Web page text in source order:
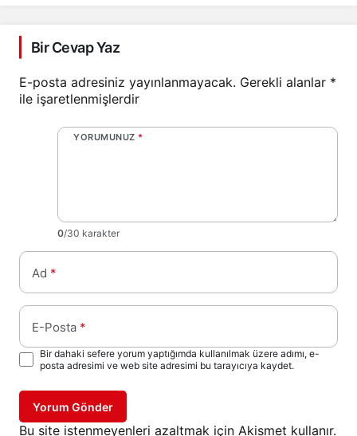
Bir Cevap Yaz
E-posta adresiniz yayınlanmayacak. Gerekli alanlar *
ile işaretlenmişlerdir
YORUMUNUZ *
0/30 karakter
Ad *
E-Posta *
Bir dahaki sefere yorum yaptığımda kullanılmak üzere adımı, e-
posta adresimi ve web site adresimi bu tarayıcıya kaydet.
Yorum Gönder
Bu site istenmeyenleri azaltmak için Akismet kullanır.